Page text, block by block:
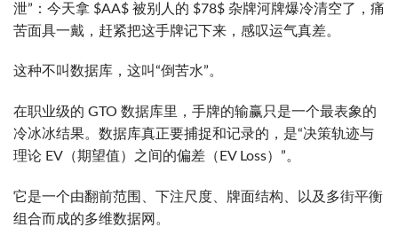
泄”：今天拿 $AA$ 被别人的 $78$ 杂牌河牌爆冷清空了，痛
苦面具一戴，赶紧把这手牌记下来，感叹运气真差。
这种不叫数据库，这叫“倒苦水”。
在职业级的 GTO 数据库里，手牌的输赢只是一个最表象的
冷冰冰结果。数据库真正要捕捉和记录的，是“决策轨迹与
理论 EV（期望值）之间的偏差（EV Loss）”。
它是一个由翻前范围、下注尺度、牌面结构、以及多街平衡
组合而成的多维数据网。